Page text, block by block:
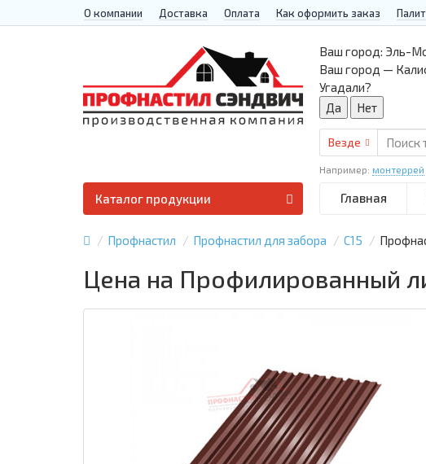
О компании Доставка Оплата Как оформить заказ
Ваш город: Эль-
Ваш город —
Угадали?
Везде
Например: монтеррей
Главная
Каталог продукции
Профнастил Профнастил для забора С15
Цена на Профилированный